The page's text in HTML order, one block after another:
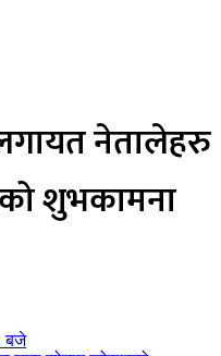
लगायत नेतालेहरु
शुभकामना
बजे